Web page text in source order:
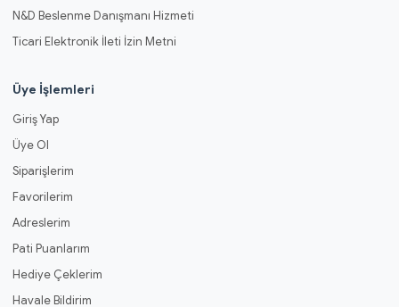
N&D Beslenme Danışmanı Hizmeti
Ticari Elektronik İleti İzin Metni
Üye İşlemleri
Giriş Yap
Üye Ol
Siparişlerim
Favorilerim
Adreslerim
Pati Puanlarım
Hediye Çeklerim
Havale Bildirim